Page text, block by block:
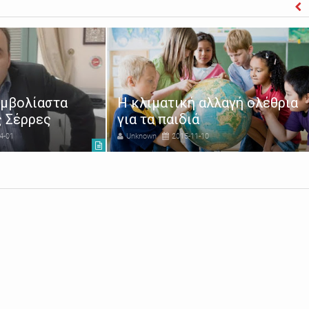
Σέρρες
01
Η κλιματική αλλαγή ολέθρια
για τα παιδιά
Unknown 2015-11-10